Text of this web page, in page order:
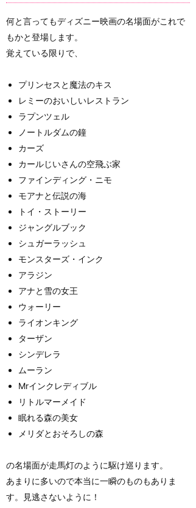
何と言ってもディズニー映画の名場面がこれで
もかと登場します。
覚えている限りで、
プリンセスと魔法のキス
レミーのおいしいレストラン
ラプンツェル
ノートルダムの鐘
カーズ
カールじいさんの空飛ぶ家
ファインディング・ニモ
モアナと伝説の海
トイ・ストーリー
ジャングルブック
シュガーラッシュ
モンスターズ・インク
アラジン
アナと雪の女王
ウォーリー
ライオンキング
ターザン
シンデレラ
ムーラン
Mrインクレディブル
リトルマーメイド
眠れる森の美女
メリダとおそろしの森
の名場面が走馬灯のように駆け巡ります。
あまりに多いので本当に一瞬のものもありま
す。見逃さないように！